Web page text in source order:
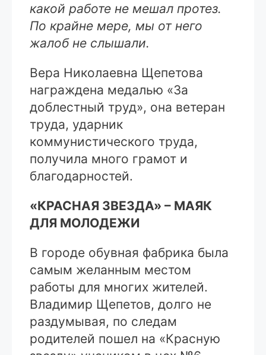
какой работе не мешал протез.
По крайне мере, мы от него
жалоб не слышали.
Вера Николаевна Щепетова
награждена медалью «За
доблестный труд», она ветеран
труда, ударник
коммунистического труда,
получила много грамот и
благодарностей.
«КРАСНАЯ ЗВЕЗДА» – МАЯК
ДЛЯ МОЛОДЕЖИ
В городе обувная фабрика была
самым желанным местом
работы для многих жителей.
Владимир Щепетов, долго не
раздумывая, по следам
родителей пошел на «Красную